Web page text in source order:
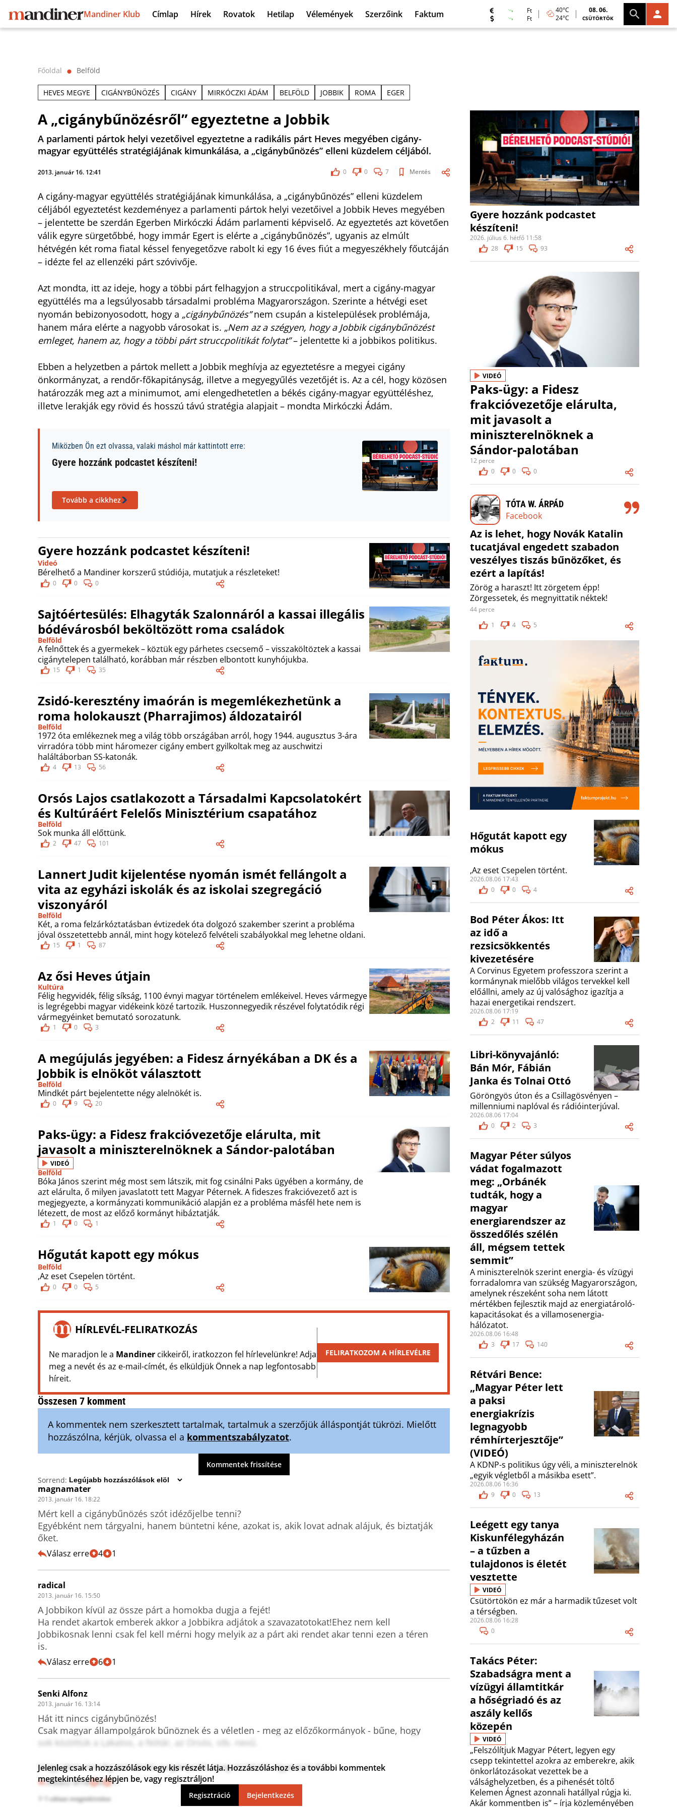
Mandiner Klub Címlap Hírek Rovatok Hetilap Vélemények Szerzőink Faktum
Ft
Ft
40°C
24°C
08. 06.
CSÜTÖRTÖK
Főoldal ⬤ Belföld
HEVES MEGYE CIGÁNYBŰNÖZÉS CIGÁNY MIRKÓCZKI ÁDÁM BELFÖLD JOBBIK ROMA EGER
A „cigánybűnözésről” egyeztetne a Jobbik
A parlamenti pártok helyi vezetőivel egyeztetne a radikális párt Heves megyében cigány-
magyar együttélés stratégiájának kimunkálása, a „cigánybűnözés” elleni küzdelem céljából.
2013. január 16. 12:41 0 0 7 Mentés
A cigány-magyar együttélés stratégiájának kimunkálása, a „cigánybűnözés” elleni küzdelem
céljából egyeztetést kezdeményez a parlamenti pártok helyi vezetőivel a Jobbik Heves megyében
– jelentette be szerdán Egerben Mirkóczki Ádám parlamenti képviselő. Az egyeztetés azt követően
válik egyre sürgetőbbé, hogy immár Egert is elérte a „cigánybűnözés”, ugyanis az elmúlt
hétvégén két roma fiatal késsel fenyegetőzve rabolt ki egy 16 éves fiút a megyeszékhely főutcáján
– idézte fel az ellenzéki párt szóvivője.
Azt mondta, itt az ideje, hogy a többi párt felhagyjon a struccpolitikával, mert a cigány-magyar
együttélés ma a legsúlyosabb társadalmi probléma Magyarországon. Szerinte a hétvégi eset
nyomán bebizonyosodott, hogy a „cigánybűnözés”nem csupán a kistelepülések problémája,
hanem mára elérte a nagyobb városokat is. „Nem az a szégyen, hogy a Jobbik cigánybűnözést
emleget, hanem az, hogy a többi párt struccpolitikát folytat”– jelentette ki a jobbikos politikus.
Ebben a helyzetben a pártok mellett a Jobbik meghívja az egyeztetésre a megyei cigány
önkormányzat, a rendőr-főkapitányság, illetve a megyegyűlés vezetőjét is. Az a cél, hogy közösen
határozzák meg azt a minimumot, ami elengedhetetlen a békés cigány-magyar együttéléshez,
illetve lerakják egy rövid és hosszú távú stratégia alapjait – mondta Mirkóczki Ádám.
Miközben Ön ezt olvassa, valaki máshol már kattintott erre:
Gyere hozzánk podcastet készíteni!
Tovább a cikkhez
Gyere hozzánk podcastet készíteni!
Videó
Bérelhető a Mandiner korszerű stúdiója, mutatjuk a részleteket!
0 0 0
Sajtóértesülés: Elhagyták Szalonnáról a kassai illegális
bódévárosból beköltözött roma családok
Belföld
A felnőttek és a gyermekek – köztük egy párhetes csecsemő – visszaköltöztek a kassai
cigánytelepen található, korábban már részben elbontott kunyhójukba.
15 1 35
Zsidó-keresztény imaórán is megemlékezhetünk a
roma holokauszt (Pharrajimos) áldozatairól
Belföld
1972 óta emlékeznek meg a világ több országában arról, hogy 1944. augusztus 3-ára
virradóra több mint háromezer cigány embert gyilkoltak meg az auschwitzi
haláltáborban SS-katonák.
4 13 56
Orsós Lajos csatlakozott a Társadalmi Kapcsolatokért
és Kultúráért Felelős Minisztérium csapatához
Belföld
Sok munka áll előttünk.
2 47 101
Lannert Judit kijelentése nyomán ismét fellángolt a
vita az egyházi iskolák és az iskolai szegregáció
viszonyáról
Belföld
Két, a roma felzárkóztatásban évtizedek óta dolgozó szakember szerint a probléma
jóval összetettebb annál, mint hogy kötelező felvételi szabályokkal meg lehetne oldani.
15 1 87
Az ősi Heves útjain
Kultúra
Félig hegyvidék, félig síkság, 1100 évnyi magyar történelem emlékeivel. Heves vármegye
is legrégebbi magyar vidékeink közé tartozik. Huszonnegyedik részével folytatódik régi
vármegyéinket bemutató sorozatunk.
1 0 3
A megújulás jegyében: a Fidesz árnyékában a DK és a
Jobbik is elnököt választott
Belföld
Mindkét párt bejelentette négy alelnökét is.
0 9 20
Paks-ügy: a Fidesz frakcióvezetője elárulta, mit
javasolt a miniszterelnöknek a Sándor-palotában
VIDEÓ
Belföld
Bóka János szerint még most sem látszik, mit fog csinálni Paks ügyében a kormány, de
azt elárulta, ő milyen javaslatott tett Magyar Péternek. A fideszes frakcióvezető azt is
megjegyezte, a kormányzati kommunikáció alapján ez a probléma másfél hete nem is
létezett, de most az előző kormányt hibáztatják.
1 0 1
Hőgutát kapott egy mókus
Belföld
,Az eset Csepelen történt.
0 0 5
HÍRLEVÉL-FELIRATKOZÁS
Ne maradjon le a Mandiner cikkeiről, iratkozzon fel hírlevelünkre! Adja
meg a nevét és az e-mail-címét, és elküldjük Önnek a nap legfontosabb
híreit.
FELIRATKOZOM A HÍRLEVÉLRE
Összesen 7 komment
A kommentek nem szerkesztett tartalmak, tartalmuk a szerzőjük álláspontját tükrözi. Mielőtt
hozzászólna, kérjük, olvassa el a kommentszabályzatot.
Kommentek frissítése
Sorrend:
magnamater
2013. január 16. 18:22
Mért kell a cigánybűnözés szót idézőjelbe tenni?
Egyébként nem tárgyalni, hanem büntetni kéne, azokat is, akik lovat adnak alájuk, és biztatják
őket.
Válasz erre 4 1
radical
2013. január 16. 15:50
A Jobbikon kívül az össze párt a homokba dugja a fejét!
Ha rendet akartok emberek akkor a Jobbikra adjátok a szavazatotokat!Ehez nem kell
Jobbikosnak lenni csak fel kell mérni hogy melyik az a párt aki rendet akar tenni ezen a téren
is.
Válasz erre 6 1
Senki Alfonz
2013. január 16. 13:14
Hát itt nincs cigánybűnözés!
Csak magyar állampolgárok bűnöznek és a véletlen - meg az előzőkormányok - bűne, hogy
sok közöttük a Lakatos, a Nótár, az Orsós, stb. nevű.
Hogy itten mindig mindenki cuigányozik, meg zsidózik! Ugye tezsvír!!!
Válasz erre 6 1
1 válasz megtekintése
Jelenleg csak a hozzászólások egy kis részét látja. Hozzászóláshoz és a további kommentek
megtekintéséhez lépjen be, vagy regisztráljon!
Regisztráció Bejelentkezés
Gyere hozzánk podcastet
készíteni!
2026. július 6. hétfő 11:58
28
15 93
VIDEÓ
Paks-ügy: a Fidesz
frakcióvezetője elárulta,
mit javasolt a
miniszterelnöknek a
Sándor-palotában
12 perce
0
0 0
TÓTA W. ÁRPÁD
Facebook
Az is lehet, hogy Novák Katalin
tucatjával engedett szabadon
veszélyes tiszás bűnözőket, és
ezért a lapítás!
Zörög a haraszt! Itt zörgetem épp!
Zörgessetek, és megnyittatik néktek!
44 perce
1
4 5
Hőgutát kapott egy
mókus
,Az eset Csepelen történt.
2026.08.06 17:43
0
0 4
Bod Péter Ákos: Itt
az idő a
rezsicsökkentés
kivezetésére
A Corvinus Egyetem professzora szerint a
kormánynak mielőbb világos tervekkel kell
előállni, amely az új valósághoz igazítja a
hazai energetikai rendszert.
2026.08.06 17:19
2
11 47
Libri-könyvajánló:
Bán Mór, Fábián
Janka és Tolnai Ottó
Göröngyös úton és a Csillagösvényen –
millenniumi naplóval és rádióinterjúval.
2026.08.06 17:04
0
2 3
Magyar Péter súlyos
vádat fogalmazott
meg: „Orbánék
tudták, hogy a
magyar
energiarendszer az
összedőlés szélén
áll, mégsem tettek
semmit”
A miniszterelnök szerint energia- és vízügyi
forradalomra van szükség Magyarországon,
amelynek részeként soha nem látott
mértékben fejlesztik majd az energiatároló-
kapacitásokat és a villamosenergia-
hálózatot.
2026.08.06 16:48
3
17 140
Rétvári Bence:
„Magyar Péter lett
a paksi
energiakrízis
legnagyobb
rémhírterjesztője”
(VIDEÓ)
A KDNP-s politikus úgy véli, a miniszterelnök
„egyik végletből a másikba esett”.
2026.08.06 16:36
9
0 13
Leégett egy tanya
Kiskunfélegyházán
– a tűzben a
tulajdonos is életét
vesztette
VIDEÓ
Csütörtökön ez már a harmadik tűzeset volt
a térségben.
2026.08.06 16:28
0
Takács Péter:
Szabadságra ment a
vízügyi államtitkár
a hőségriadó és az
aszály kellős
közepén
VIDEÓ
„Felszólítjuk Magyar Pétert, legyen egy
csepp tekintettel azokra az emberekre, akik
önkorlátozásokat vezettek be a
válsághelyzetben, és a pihenését töltő
Kelemen Ágnest azonnali hatállyal rúgja ki.
Akár kommentben is” – írja közleményében